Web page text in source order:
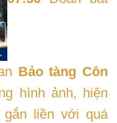
Bảo tàng Côn
hình ảnh, hiện
liền với quá